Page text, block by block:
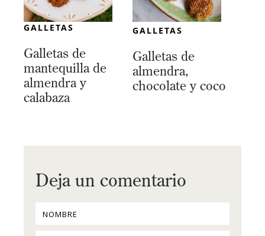
GALLETAS
Galletas de
mantequilla de
almendra y
calabaza
GALLETAS
Galletas de
almendra,
chocolate y coco
Deja un comentario